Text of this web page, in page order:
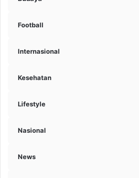
Football
Internasional
Kesehatan
Lifestyle
Nasional
News